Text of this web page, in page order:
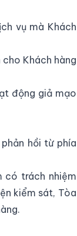
vụ mà Khách
Khách hàng
động giả mạo
hồi từ phía
có trách nhiệm
kiểm sát, Tòa